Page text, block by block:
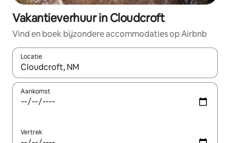
Vakantieverhuur in Cloudcroft
Vind en boek bijzondere accommodaties op Airbnb
Locatie
Wanneer er suggesties beschikbaar zijn, maak je een keuze
Aankomst
Vertrek